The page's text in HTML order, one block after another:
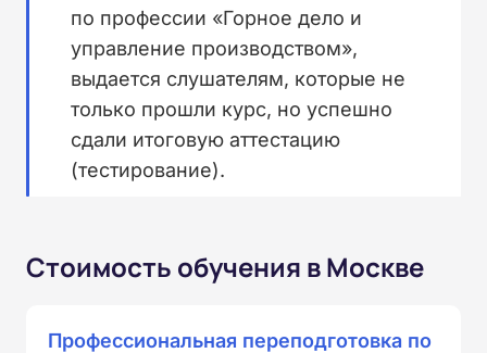
по профессии «Горное дело и
управление производством»,
выдается слушателям, которые не
только прошли курс, но успешно
сдали итоговую аттестацию
(тестирование).
Стоимость обучения в Москве
Профессиональная переподготовка по